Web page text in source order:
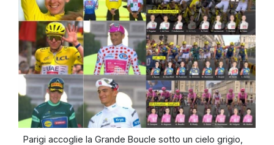
Parigi accoglie la Grande Boucle sotto un cielo grigio,